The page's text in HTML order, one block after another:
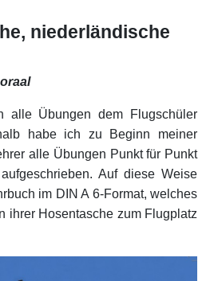
niederländische
alle Übungen dem Flugschüler
habe ich zu Beginn meiner
alle Übungen Punkt für Punkt
Auf diese Weise
im DIN A 6-Format, welches
ihrer Hosentasche zum Flugplatz